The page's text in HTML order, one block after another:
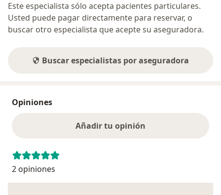
Este especialista sólo acepta pacientes particulares.
Usted puede pagar directamente para reservar, o
buscar otro especialista que acepte su aseguradora.
Buscar especialistas por aseguradora
Opiniones
Añadir tu opinión
2 opiniones